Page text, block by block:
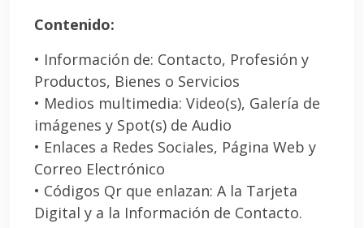
Contenido:
• Información de: Contacto, Profesión y
Productos, Bienes o Servicios
• Medios multimedia: Video(s), Galería de
imágenes y Spot(s) de Audio
• Enlaces a Redes Sociales, Página Web y
Correo Electrónico
• Códigos Qr que enlazan: A la Tarjeta
Digital y a la Información de Contacto.